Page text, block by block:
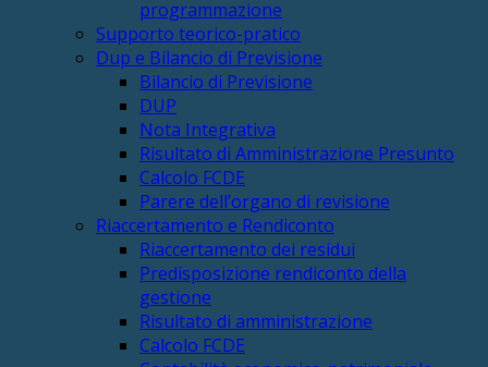
programmazione
Supporto teorico-pratico
Dup e Bilancio di Previsione
Bilancio di Previsione
DUP
Nota Integrativa
Risultato di Amministrazione Presunto
Calcolo FCDE
Parere dell’organo di revisione
Riaccertamento e Rendiconto
Riaccertamento dei residui
Predisposizione rendiconto della
gestione
Risultato di amministrazione
Calcolo FCDE